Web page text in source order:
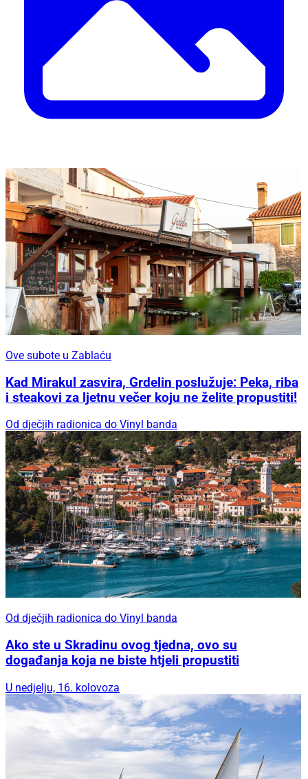
Ove subote u Zablaću
Kad Mirakul zasvira, Grdelin poslužuje: Peka, riba
i steakovi za ljetnu večer koju ne želite propustiti!
Od dječjih radionica do Vinyl banda
Od dječjih radionica do Vinyl banda
Ako ste u Skradinu ovog tjedna, ovo su
događanja koja ne biste htjeli propustiti
U nedjelju, 16. kolovoza